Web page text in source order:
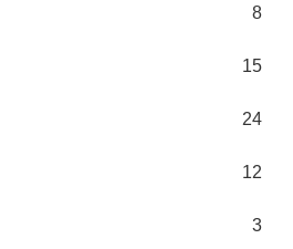
8
15
24
12
3